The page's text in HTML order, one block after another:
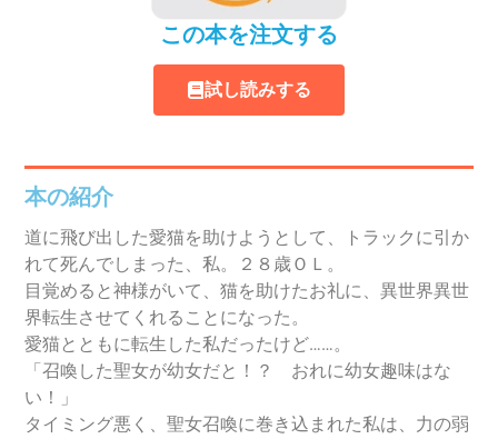
この本を注文する
試し読みする
本の紹介
道に飛び出した愛猫を助けようとして、トラックに引か
れて死んでしまった、私。２８歳ＯＬ。
目覚めると神様がいて、猫を助けたお礼に、異世界異世
界転生させてくれることになった。
愛猫とともに転生した私だったけど……。
「召喚した聖女が幼女だと！？ おれに幼女趣味はな
い！」
タイミング悪く、聖女召喚に巻き込まれた私は、力の弱